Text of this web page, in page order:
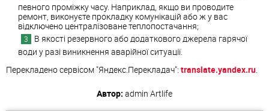
певного проміжку часу. Наприклад, якщо ви проводите
ремонт, виконуєте прокладку комунікацій або ж у вас
відключено централізоване теплопостачання;
В якості резервного або додаткового джерела гарячої
води у разі виникнення аварійної ситуації.
Перекладено сервісом "Яндекс.Перекладач": translate.yandex.ru.
Автор: admin Artlife